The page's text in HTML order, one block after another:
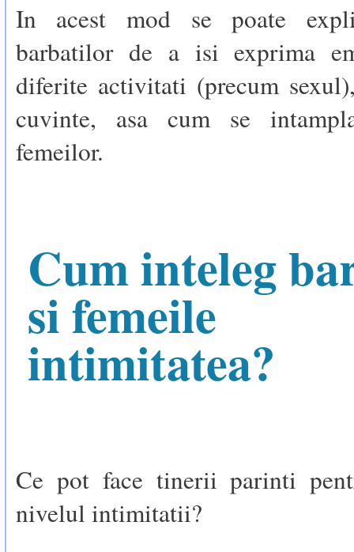
In acest mod se poate
barbatilor de a isi exprima
diferite activitati (precum
cuvinte, asa cum se
femeilor.
Cum inteleg
si femeile
intimitatea?
Ce pot face tinerii parinti
nivelul intimitatii?